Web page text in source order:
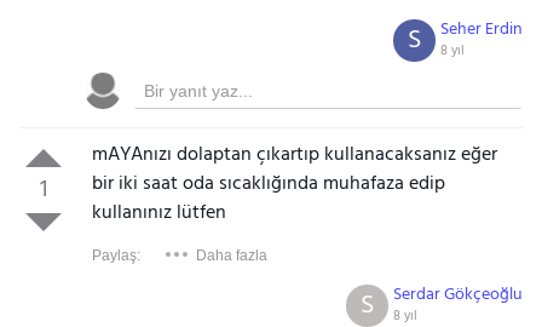
Seher Erdin
8 yıl
S
1
mAYAnızı dolaptan çıkartıp kullanacaksanız eğer
bir iki saat oda sıcaklığında muhafaza edip
kullanınız lütfen
Paylaş: Daha fazla
Serdar Gökçeoğlu
8 yıl
S